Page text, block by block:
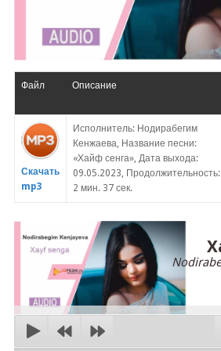
Файл Описание
Скачать
mp3
Исполнитель: Нодирабегим
Кенжаева, Название песни:
«Хайф сенга», Дата выхода:
09.05.2023, Продолжительность:
2 мин. 37 сек.